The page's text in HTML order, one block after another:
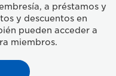
a préstamos y
y descuentos en
pueden acceder a
miembros.